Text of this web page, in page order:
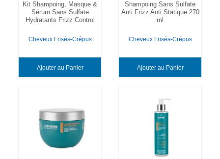
Kit Shampoing, Masque &
Sérum Sans Sulfate
Hydratants Frizz Control
Cheveux Frisés-Crépus
Ajouter au Panier
Shampoing Sans Sulfate
Anti Frizz Anti Statique 270
ml
Cheveux Frisés-Crépus
Ajouter au Panier